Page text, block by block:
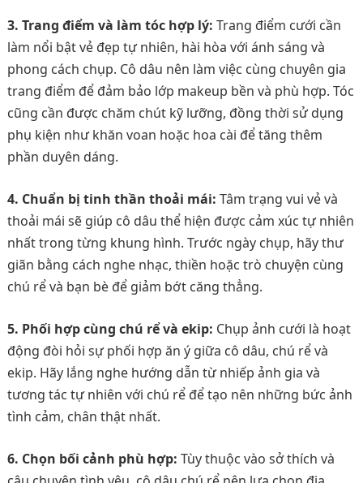
3. Trang điểm và làm tóc hợp lý: Trang điểm cưới cần
làm nổi bật vẻ đẹp tự nhiên, hài hòa với ánh sáng và
phong cách chụp. Cô dâu nên làm việc cùng chuyên gia
trang điểm để đảm bảo lớp makeup bền và phù hợp. Tóc
cũng cần được chăm chút kỹ lưỡng, đồng thời sử dụng
phụ kiện như khăn voan hoặc hoa cài để tăng thêm
phần duyên dáng.
4. Chuẩn bị tinh thần thoải mái: Tâm trạng vui vẻ và
thoải mái sẽ giúp cô dâu thể hiện được cảm xúc tự nhiên
nhất trong từng khung hình. Trước ngày chụp, hãy thư
giãn bằng cách nghe nhạc, thiền hoặc trò chuyện cùng
chú rể và bạn bè để giảm bớt căng thẳng.
5. Phối hợp cùng chú rể và ekip: Chụp ảnh cưới là hoạt
động đòi hỏi sự phối hợp ăn ý giữa cô dâu, chú rể và
ekip. Hãy lắng nghe hướng dẫn từ nhiếp ảnh gia và
tương tác tự nhiên với chú rể để tạo nên những bức ảnh
tình cảm, chân thật nhất.
6. Chọn bối cảnh phù hợp: Tùy thuộc vào sở thích và